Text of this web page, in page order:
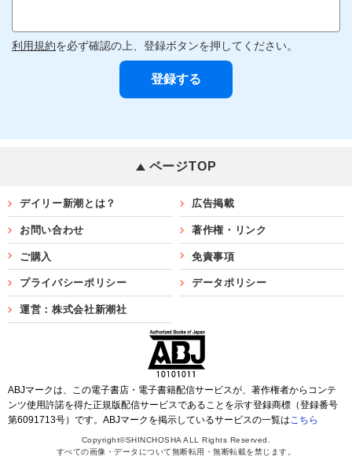
利用規約を必ず確認の上、登録ボタンを押してください。
ページTOP
デイリー新潮とは？ 広告掲載
お問い合わせ 著作権・リンク
ご購入 免責事項
プライバシーポリシー データポリシー
運営：株式会社新潮社
ABJマークは、この電子書店・電子書籍配信サービスが、著作権者からコンテ
ンツ使用許諾を得た正規版配信サービスであることを示す登録商標（登録番号
第6091713号）です。ABJマークを掲示しているサービスの一覧はこちら
Copyright©SHINCHOSHA ALL Rights Reserved.
すべての画像・データについて無断転用・無断転載を禁じます。